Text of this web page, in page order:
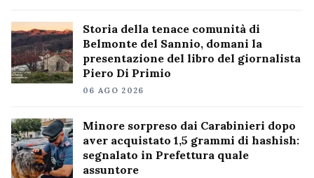
Storia della tenace comunità di
Belmonte del Sannio, domani la
presentazione del libro del giornalista
Piero Di Primio
06 AGO 2026
Minore sorpreso dai Carabinieri dopo
aver acquistato 1,5 grammi di hashish:
segnalato in Prefettura quale
assuntore